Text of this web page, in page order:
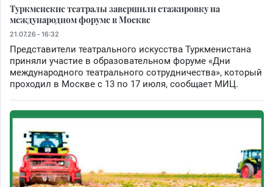
Туркменские театралы завершили стажировку на
международном форуме в Москве
21.07.26 - 16:32
Представители театрального искусства Туркменистана
приняли участие в образовательном форуме «Дни
международного театрального сотрудничества», который
проходил в Москве с 13 по 17 июля, сообщает МИЦ.